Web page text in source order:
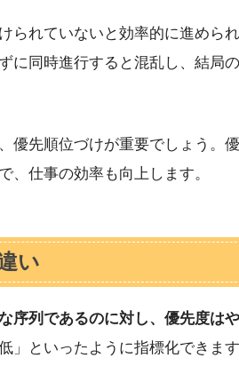
られていないと効率的に進めら
に同時進行すると混乱し、結局
優先順位づけが重要でしょう。
、仕事の効率も向上します。
い
序列であるのに対し、優先度は
」といったように指標化できます